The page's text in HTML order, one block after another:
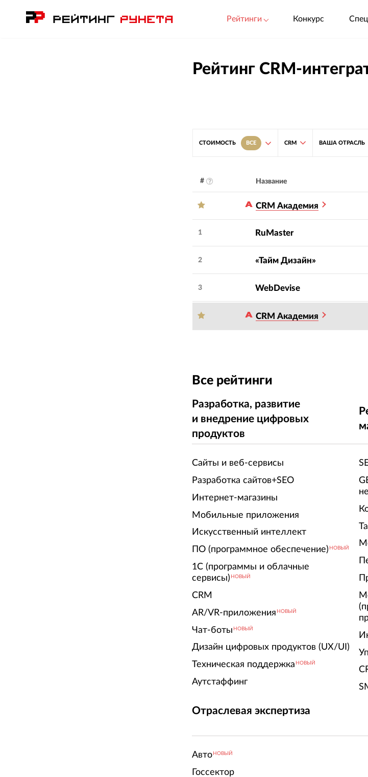
Рейтинги Конкурс
Рейтинг CRM-
СТОИМОСТЬ ВСЕ CRM ВАША ОТРАСЛЬ
# Название
CRM Академия
1 RuMaster
2 «Тайм Дизайн»
3 WebDevise
CRM Академия
Все рейтинги
Разработка, развитие
и внедрение цифровых
продуктов
Сайты и веб-сервисы
Разработка сайтов+SEO
Интернет-магазины
Мобильные приложения
Искусственный интеллект
ПО (программное обеспечение) НОВЫЙ
1С (программы и облачные
сервисы) НОВЫЙ
CRM
AR/VR-приложения НОВЫЙ
Чат-боты НОВЫЙ
Дизайн цифровых продуктов (UX/UI)
Техническая поддержка НОВЫЙ
Аутстаффинг
Отраслевая экспертиза
Авто НОВЫЙ
Госсектор